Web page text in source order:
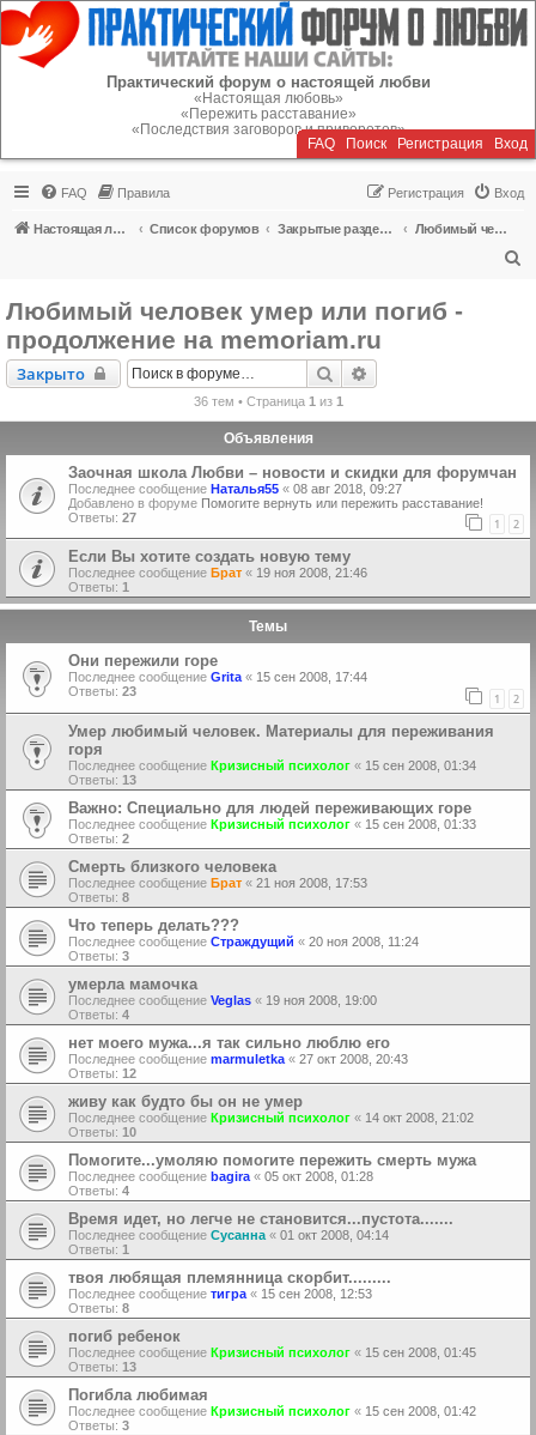
Регистрация
Практический форум о настоящей любви
«Настоящая любовь»
«Пережить расставание»
«Последствия заговоров и приворотов»
FAQ Поиск Регистрация Вход
FAQ Правила Вход
Регистрация
Настоящая любовь Список форумов Закрытые разделы (читать можно, писать - нельзя)
Любимый человек умер или погиб - продолжение на memoriam.ru
Любимый человек умер или погиб -
продолжение на memoriam.ru
Закрыто
Закрыто Поиск
36 тем • Страница 1 из 1
Объявления
Заочная школа Любви – новости и скидки для форумчан
Последнее сообщение Наталья55 « 08 авг 2018, 09:27
Добавлено в форуме Помогите вернуть или пережить расставание!
Ответы: 27 1 2
Если Вы хотите создать новую тему
Последнее сообщение Брат « 19 ноя 2008, 21:46
Ответы: 1
Темы
Они пережили горе
Последнее сообщение Grita « 15 сен 2008, 17:44
Ответы: 23 1 2
Умер любимый человек. Материалы для переживания
горя
Последнее сообщение Кризисный психолог « 15 сен 2008, 01:34
Ответы: 13
Важно: Специально для людей переживающих горе
Последнее сообщение Кризисный психолог « 15 сен 2008, 01:33
Ответы: 2
Смерть близкого человека
Последнее сообщение Брат « 21 ноя 2008, 17:53
Ответы: 8
Что теперь делать???
Последнее сообщение Страждущий « 20 ноя 2008, 11:24
Ответы: 3
умерла мамочка
Последнее сообщение Veglas « 19 ноя 2008, 19:00
Ответы: 4
нет моего мужа...я так сильно люблю его
Последнее сообщение marmuletka « 27 окт 2008, 20:43
Ответы: 12
живу как будто бы он не умер
Последнее сообщение Кризисный психолог « 14 окт 2008, 21:02
Ответы: 10
Помогите...умоляю помогите пережить смерть мужа
Последнее сообщение bagira « 05 окт 2008, 01:28
Ответы: 4
Время идет, но легче не становится...пустота.......
Последнее сообщение Сусанна « 01 окт 2008, 04:14
Ответы: 1
твоя любящая племянница скорбит.........
Последнее сообщение тигра « 15 сен 2008, 12:53
Ответы: 8
погиб ребенок
Последнее сообщение Кризисный психолог « 15 сен 2008, 01:45
Ответы: 13
Погибла любимая
Последнее сообщение Кризисный психолог « 15 сен 2008, 01:42
Ответы: 3